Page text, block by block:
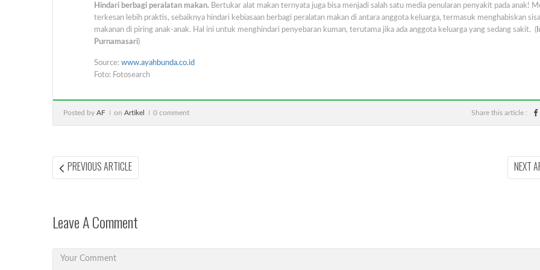
Hindari berbagi peralatan makan. Bertukar alat makan ternyata juga bisa menjadi salah satu media penularan penyakit pada anak!
terkesan lebih praktis, sebaiknya hindari kebiasaan berbagi peralatan makan di antara anggota keluarga, termasuk menghabiskan sisa
makanan di piring anak-anak. Hal ini untuk menghindari penyebaran kuman, terutama jika ada anggota keluarga yang sedang sakit. (
Purnamasari)
Source: www.ayahbunda.co.id
Foto: Fotosearch
Posted by AF on Artikel 0 comment Share this article :
Post
PREVIOUS ARTICLEPREVIOUS
ARTICLE:
NEXT
Leave A Comment